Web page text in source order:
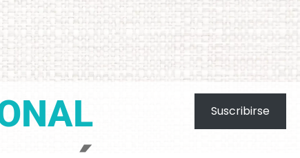
Suscribirse